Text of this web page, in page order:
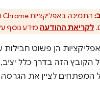
לקריאת ההודעה מידע נוסף
הן פשוט
הקובץ הזה בדרך כלל
המפתחים לציין את